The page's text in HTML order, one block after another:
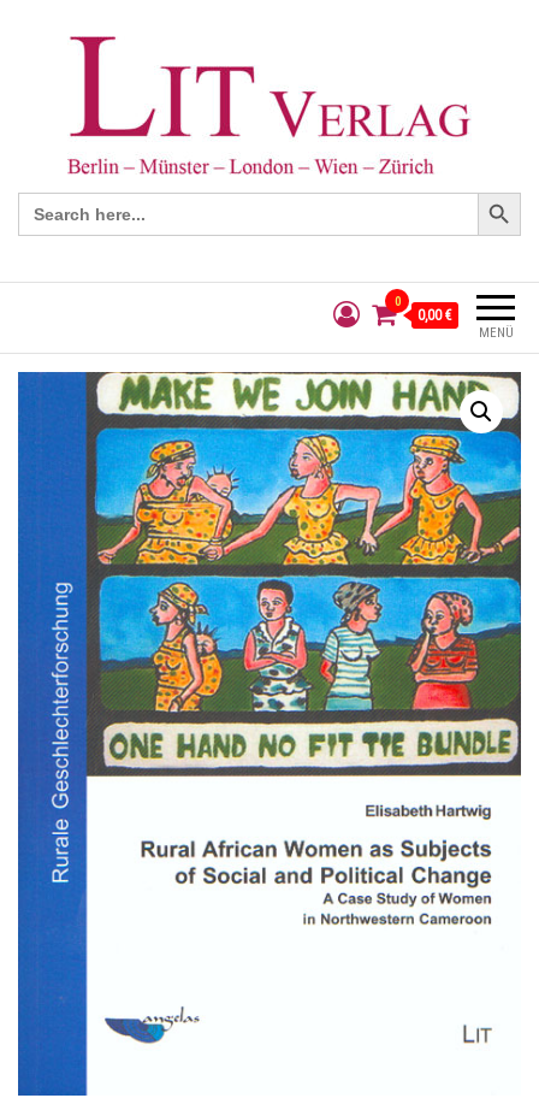
Search
for:
Search Button
MENÜ
0
0,00 €